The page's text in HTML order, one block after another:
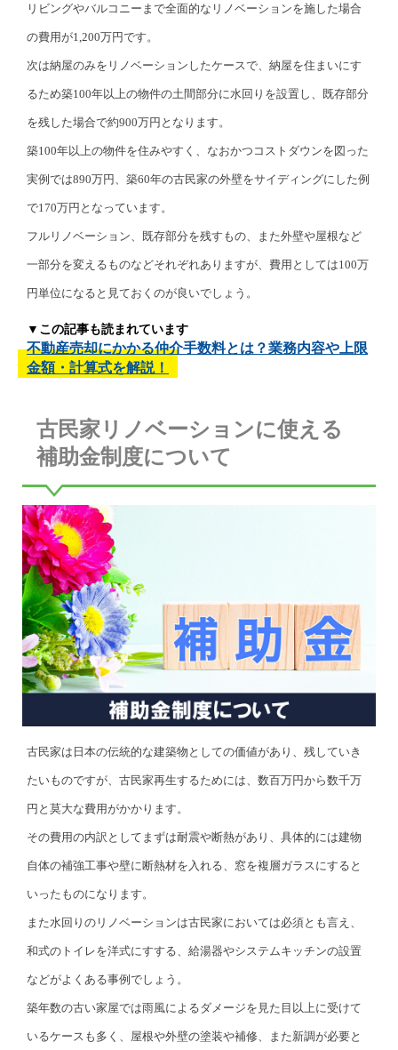
リビングやバルコニーまで全面的なリノベーションを施した場合
の費用が1,200万円です。
次は納屋のみをリノベーションしたケースで、納屋を住まいにす
るため築100年以上の物件の土間部分に水回りを設置し、既存部分
を残した場合で約900万円となります。
築100年以上の物件を住みやすく、なおかつコストダウンを図った
実例では890万円、築60年の古民家の外壁をサイディングにした例
で170万円となっています。
フルリノベーション、既存部分を残すもの、また外壁や屋根など
一部分を変えるものなどそれぞれありますが、費用としては100万
円単位になると見ておくのが良いでしょう。
▼この記事も読まれています
不動産売却にかかる仲介手数料とは？業務内容や上限
金額・計算式を解説！
古民家リノベーションに使える
補助金制度について
古民家は日本の伝統的な建築物としての価値があり、残していき
たいものですが、古民家再生するためには、数百万円から数千万
円と莫大な費用がかかります。
その費用の内訳としてまずは耐震や断熱があり、具体的には建物
自体の補強工事や壁に断熱材を入れる、窓を複層ガラスにすると
いったものになります。
また水回りのリノベーションは古民家においては必須とも言え、
和式のトイレを洋式にすする、給湯器やシステムキッチンの設置
などがよくある事例でしょう。
築年数の古い家屋では雨風によるダメージを見た目以上に受けて
いるケースも多く、屋根や外壁の塗装や補修、また新調が必要と